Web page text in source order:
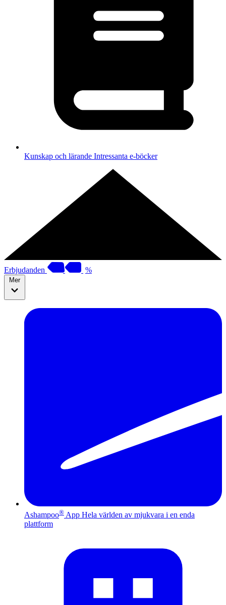
Kunskap och lärande Intressanta e-böcker
Erbjudanden %
Mer
Ashampoo® App Hela världen av mjukvara i en enda
plattform